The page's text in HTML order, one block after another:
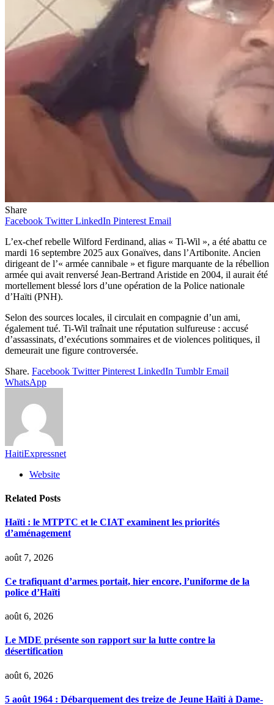
Share
Facebook Twitter LinkedIn Pinterest Email
L’ex-chef rebelle Wilford Ferdinand, alias « Ti-Wil », a été abattu ce
mardi 16 septembre 2025 aux Gonaïves, dans l’Artibonite. Ancien
dirigeant de l’« armée cannibale » et figure marquante de la rébellion
armée qui avait renversé Jean-Bertrand Aristide en 2004, il aurait été
mortellement blessé lors d’une opération de la Police nationale
d’Haïti (PNH).
Selon des sources locales, il circulait en compagnie d’un ami,
également tué. Ti-Wil traînait une réputation sulfureuse : accusé
d’assassinats, d’exécutions sommaires et de violences politiques, il
demeurait une figure controversée.
Share. Facebook Twitter Pinterest LinkedIn Tumblr Email
WhatsApp
HaitiExpressnet
Website
Related Posts
Haïti : le MTPTC et le CIAT examinent les priorités
d’aménagement
août 7, 2026
Ce trafiquant d’armes portait, hier encore, l’uniforme de la
police d’Haïti
août 6, 2026
Le MDE présente son rapport sur la lutte contre la
désertification
août 6, 2026
5 août 1964 : Débarquement des treize de Jeune Haïti à Dame-